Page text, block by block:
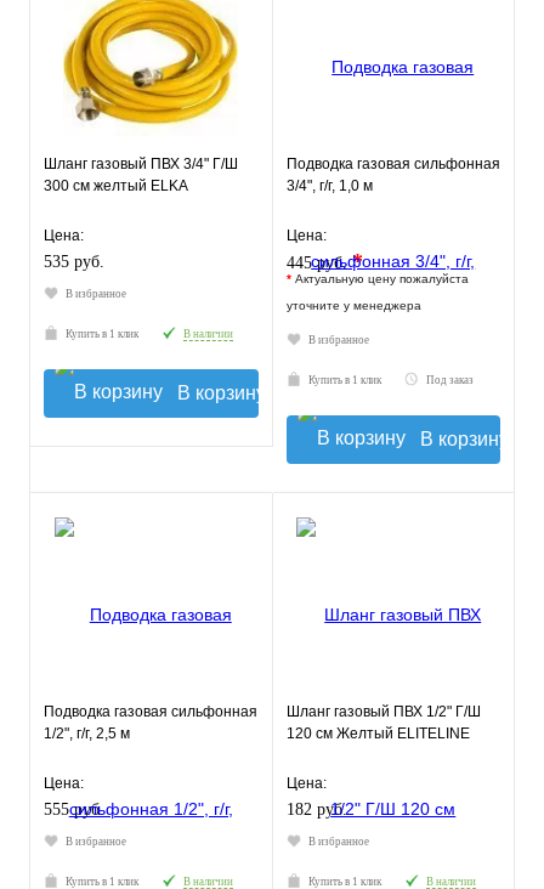
Шланг газовый ПВХ 3/4" Г/Ш
300 см желтый ELKA
Цена:
535 руб.
В избранное
Купить в 1 клик В наличии
В корзину
Подводка газовая сильфонная
3/4", г/г, 1,0 м
Цена:
445 руб.*
* Актуальную цену пожалуйста
уточните у менеджера
В избранное
Купить в 1 клик Под заказ
В корзину
Подводка газовая сильфонная
1/2", г/г, 2,5 м
Цена:
555 руб.
В избранное
Купить в 1 клик В наличии
Шланг газовый ПВХ 1/2" Г/Ш
120 см Желтый ELITELINE
Цена:
182 руб.
В избранное
Купить в 1 клик В наличии